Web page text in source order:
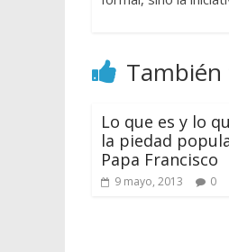
Lo que es y lo
la piedad
Papa Francisco
9 mayo, 2013 0